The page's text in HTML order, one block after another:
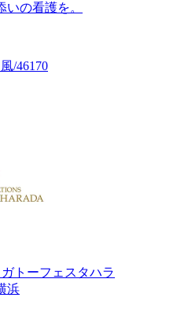
いの看護を。
/46170
トーフェスタハラ
浜